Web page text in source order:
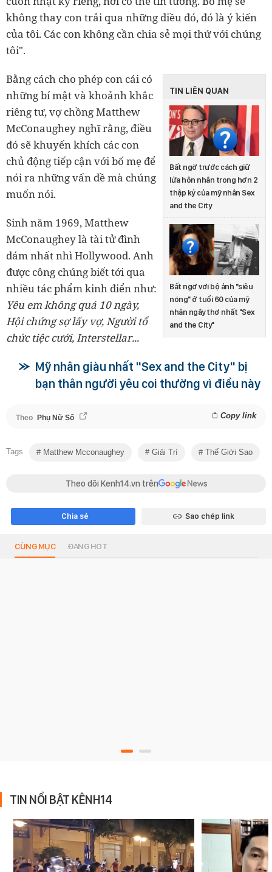
không thay con trải qua những điều đó, đó là ý kiến
của tôi. Các con không cần chia sẻ mọi thứ với chúng
tôi".
TIN LIÊN QUAN
Bất ngờ trước cách giữ
lửa hôn nhân trong hơn 2
thập kỷ của mỹ nhân Sex
and the City
Bất ngờ với bộ ảnh "siêu
nóng" ở tuổi 60 của mỹ
nhân ngây thơ nhất "Sex
and the City"
Bằng cách cho phép con cái có
những bí mật và khoảnh khắc
riêng tư, vợ chồng Matthew
McConaughey nghĩ rằng, điều
đó sẽ khuyến khích các con
chủ động tiếp cận với bố mẹ để
nói ra những vấn đề mà chúng
muốn nói.
Sinh năm 1969, Matthew
McConaughey là tài tử đình
đám nhất nhì Hollywood. Anh
được công chúng biết tới qua
nhiều tác phẩm kinh điển như:
Yêu em không quá 10 ngày,
Hội chứng sợ lấy vợ, Người tổ
chức tiệc cưới, Interstellar...
Mỹ nhân giàu nhất "Sex and the City" bị
bạn thân người yêu coi thường vì điều này
Theo Phụ Nữ Số Copy link
Tags Matthew Mcconaughey Giải Trí Thế Giới Sao
Theo dõi Kenh14.vn trên
Chia sẻ Sao chép link
CÙNG MỤC ĐANG HOT
TIN NỔI BẬT KÊNH14